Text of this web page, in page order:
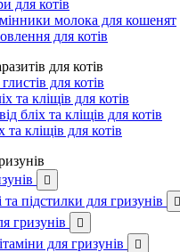
для котів
молока для кошенят
для котів
для котів
для котів
та кліщів для котів
бліх та кліщів для котів
та кліщів для котів

підстилки для гризунів 
гризунів 
для гризунів 